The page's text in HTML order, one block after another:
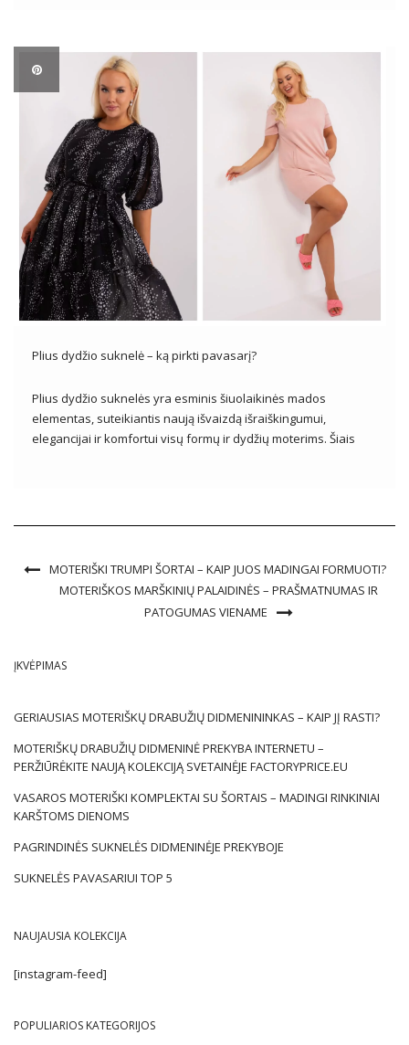
Plius dydžio suknelė – ką pirkti pavasarį?
Plius dydžio suknelės yra esminis šiuolaikinės mados
elementas, suteikiantis naują išvaizdą išraiškingumui,
elegancijai ir komfortui visų formų ir dydžių moterims. Šiais
MOTERIŠKI TRUMPI ŠORTAI – KAIP JUOS MADINGAI FORMUOTI?
MOTERIŠKOS MARŠKINIŲ PALAIDINĖS – PRAŠMATNUMAS IR
PATOGUMAS VIENAME
ĮKVĖPIMAS
GERIAUSIAS MOTERIŠKŲ DRABUŽIŲ DIDMENININKAS – KAIP JĮ RASTI?
MOTERIŠKŲ DRABUŽIŲ DIDMENINĖ PREKYBA INTERNETU –
PERŽIŪRĖKITE NAUJĄ KOLEKCIJĄ SVETAINĖJE FACTORYPRICE.EU
VASAROS MOTERIŠKI KOMPLEKTAI SU ŠORTAIS – MADINGI RINKINIAI
KARŠTOMS DIENOMS
PAGRINDINĖS SUKNELĖS DIDMENINĖJE PREKYBOJE
SUKNELĖS PAVASARIUI TOP 5
NAUJAUSIA KOLEKCIJA
[instagram-feed]
POPULIARIOS KATEGORIJOS